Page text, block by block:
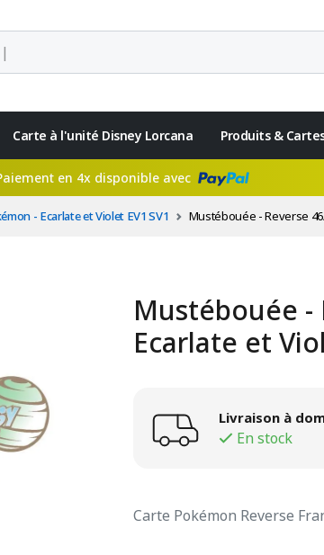
Carte à l'unité Disney Lorcana Produits &
en 4x disponible avec
- Ecarlate et Violet EV1 SV1 Mustébouée - Reverse
Mustébouée -
Ecarlate et
Livraison à
En stock
Carte Pokémon Reverse